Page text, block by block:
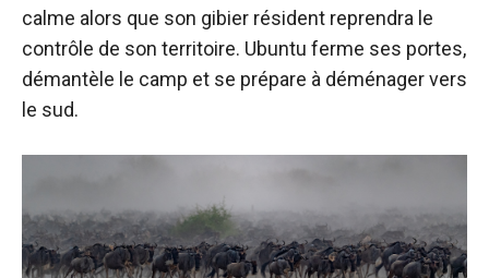
calme alors que son gibier résident reprendra le
contrôle de son territoire. Ubuntu ferme ses portes,
démantèle le camp et se prépare à déménager vers
le sud.